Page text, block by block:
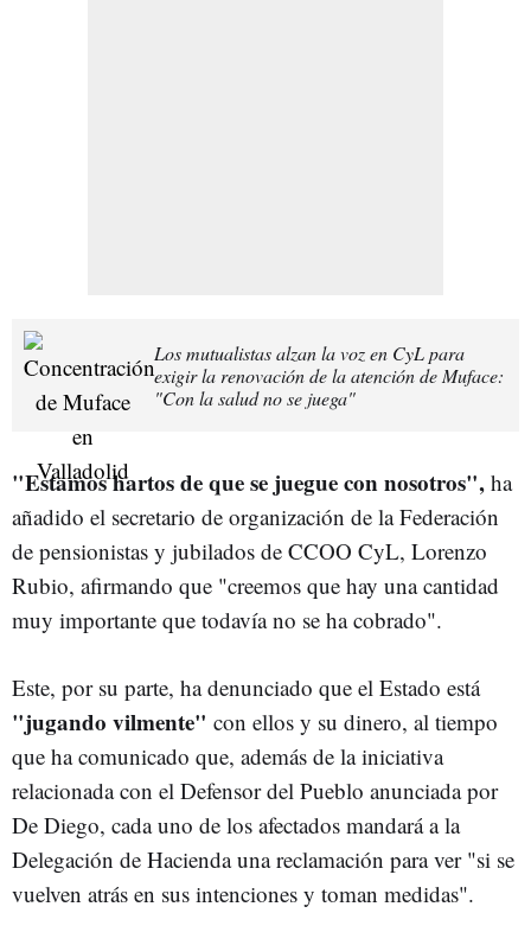
Los mutualistas alzan la voz en CyL para
exigir la renovación de la atención de Muface:
"Con la salud no se juega"
"Estamos hartos de que se juegue con nosotros", ha
añadido el secretario de organización de la Federación
de pensionistas y jubilados de CCOO CyL, Lorenzo
Rubio, afirmando que "creemos que hay una cantidad
muy importante que todavía no se ha cobrado".
Este, por su parte, ha denunciado que el Estado está
"jugando vilmente" con ellos y su dinero, al tiempo
que ha comunicado que, además de la iniciativa
relacionada con el Defensor del Pueblo anunciada por
De Diego, cada uno de los afectados mandará a la
Delegación de Hacienda una reclamación para ver "si se
vuelven atrás en sus intenciones y toman medidas".